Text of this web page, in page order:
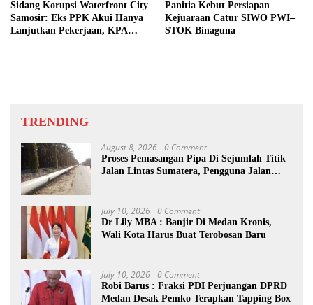
Sidang Korupsi Waterfront City
Samosir: Eks PPK Akui Hanya
Lanjutkan Pekerjaan, KPA
Panitia Kebut Persiapan
Kejuaraan Catur SIWO PWI–
STOK Binaguna
TRENDING
August 8, 2026 0 Comment
Proses Pemasangan Pipa Di Sejumlah Titik
Jalan Lintas Sumatera, Pengguna Jalan
July 10, 2026 0 Comment
Dr Lily MBA : Banjir Di Medan Kronis,
Wali Kota Harus Buat Terobosan Baru
July 10, 2026 0 Comment
Robi Barus : Fraksi PDI Perjuangan DPRD
Medan Desak Pemko Terapkan Tapping Box